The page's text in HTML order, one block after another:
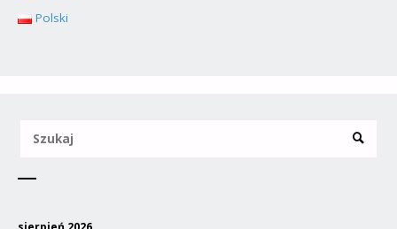
Polski